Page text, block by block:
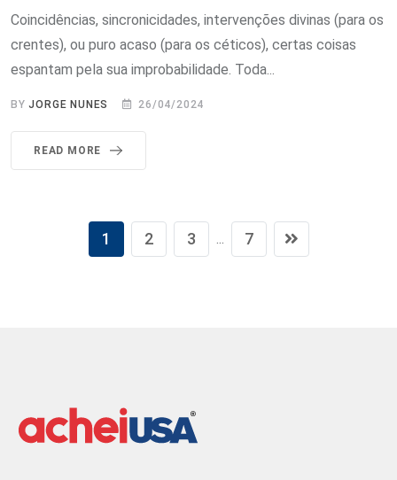
Coincidências, sincronicidades, intervenções divinas (para os
crentes), ou puro acaso (para os céticos), certas coisas
espantam pela sua improbabilidade. Toda...
BYJORGE NUNES 26/04/2024
READ MORE
1 2 3 ... 7